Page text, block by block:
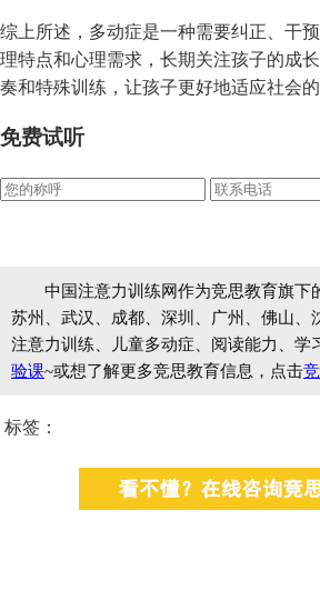
综上所述，多动症是一种需要纠正、干
理特点和心理需求，长期关注孩子的成
奏和特殊训练，让孩子更好地适应社会
免费试听
中国注意力训练网作为竞思教育旗
苏州、武汉、成都、深圳、广州、佛山
注意力训练、儿童多动症、阅读能力、
验课~或想了解更多竞思教育信息，点击
标签：